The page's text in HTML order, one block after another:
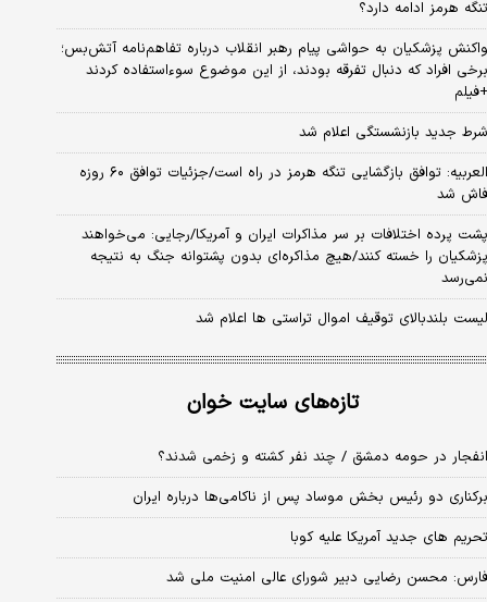
تنگه هرمز ادامه دارد؟
واکنش پزشکیان به حواشی پیام رهبر انقلاب درباره تفاهم‌نامه آتش‌بس؛
برخی افراد که دنبال تفرقه بودند، از این موضوع سوءاستفاده کردند
+فیلم
شرط جدید بازنشستگی اعلام شد
العربیه: توافق بازگشایی تنگه هرمز در راه است/جزئیات توافق ۶۰ روزه
فاش شد
پشت پرده اختلافات بر سر مذاکرات ایران و آمریکا/رجایی: می‌خواهند
پزشکیان را خسته کنند/هیچ مذاکره‌ای بدون پشتوانه جنگ به نتیجه
نمی‌رسد
لیست بلندبالای توقیف اموال تراستی ها اعلام شد
تازه‌های سایت خوان
انفجار در حومه دمشق / چند نفر کشته و زخمی شدند؟
برکناری دو رئیس بخش موساد پس از ناکامی‌ها درباره ایران
تحریم های جدید آمریکا علیه کوبا
فارس: محسن رضایی دبیر شورای عالی امنیت ملی شد